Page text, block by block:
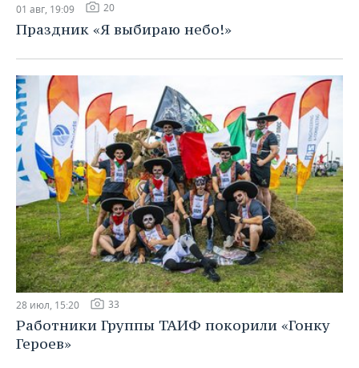
01 авг, 19:09 20
Праздник «Я выбираю небо!»
28 июл, 15:20 33
Работники Группы ТАИФ покорили «Гонку
Героев»